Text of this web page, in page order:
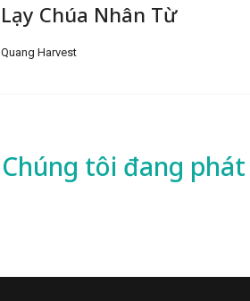
Lạy Chúa Nhân Từ
Quang Harvest
Chúng tôi đang